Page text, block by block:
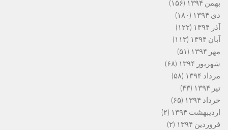
بهمن ۱۳۹۴
(۱۵۶)
دی ۱۳۹۴
(۱۸۰)
آذر ۱۳۹۴
(۱۲۲)
آبان ۱۳۹۴
(۱۱۳)
مهر ۱۳۹۴
(۵۱)
شهریور ۱۳۹۴
(۶۸)
مرداد ۱۳۹۴
(۵۸)
تیر ۱۳۹۴
(۴۳)
خرداد ۱۳۹۴
(۶۵)
اردیبهشت ۱۳۹۴
(۲)
فروردین ۱۳۹۴
(۲)